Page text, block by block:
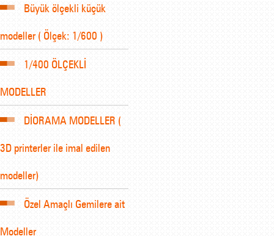
Büyük ölçekli küçük
modeller ( Ölçek: 1/600 )
1/400 ÖLÇEKLİ
MODELLER
DİORAMA MODELLER (
3D printerler ile imal edilen
modeller)
Özel Amaçlı Gemilere ait
Modeller